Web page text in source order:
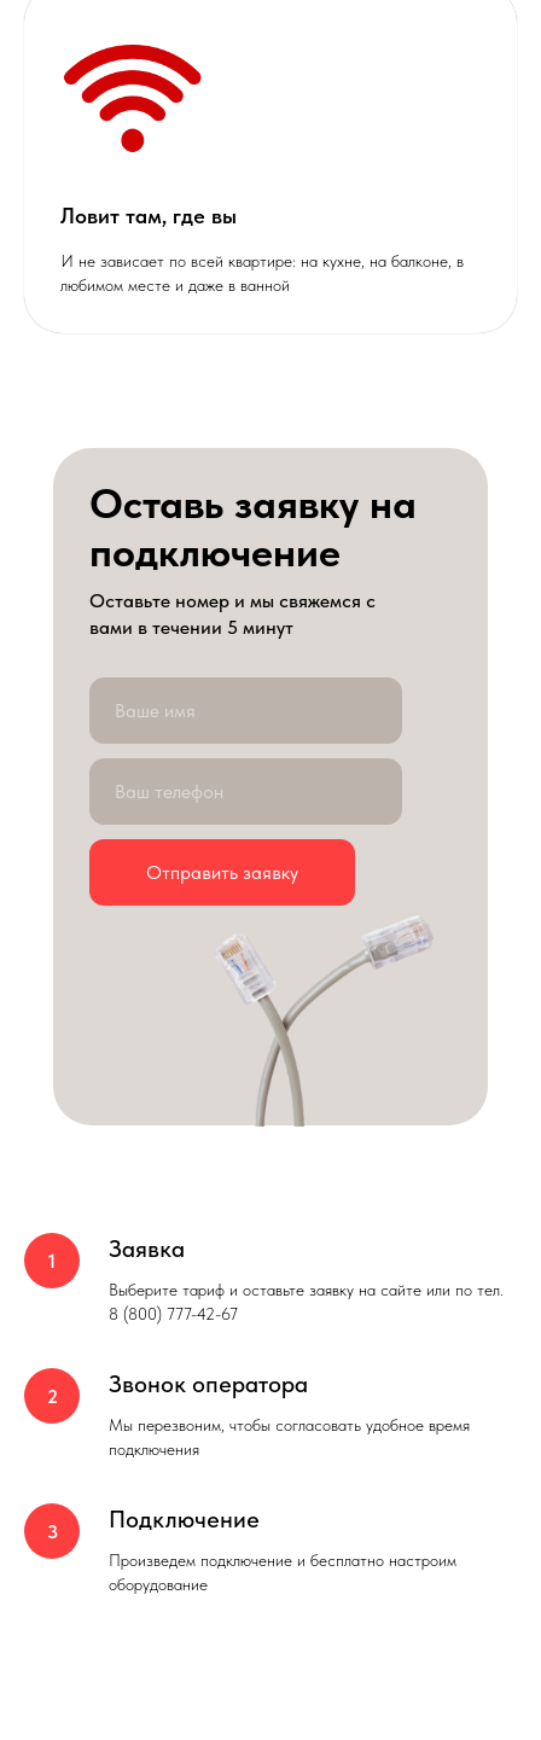
Ловит там, где вы
И не зависает по всей квартире: на кухне, на балконе, в
любимом месте и даже в ванной
Оставь заявку на
подключение
Оставьте номер и мы свяжемся с
вами в течении 5 минут
Отправить заявку
Заявка
Выберите тариф и оставьте заявку на сайте или по тел.
8 (800) 777-42-67
Звонок оператора
Мы перезвоним, чтобы согласовать удобное время
подключения
Подключение
Произведем подключение и бесплатно настроим
оборудование